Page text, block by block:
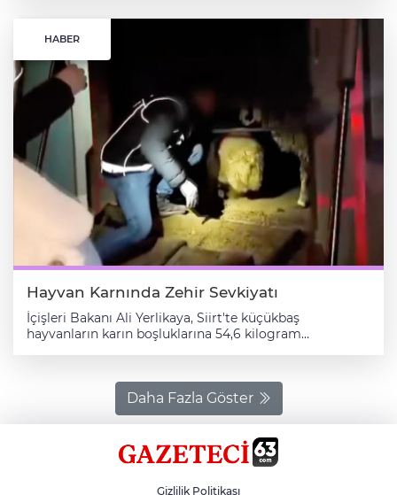
HABER
Hayvan Karnında Zehir Sevkiyatı
İçişleri Bakanı Ali Yerlikaya, Siirt'te küçükbaş
hayvanların karın boşluklarına 54,6 kilogram
paylaşımda, hangi yöntem denenirse denensin, zehir
tacirleriyle mücadelenin amansız şekilde sürdüğünü ve
sürmeye de devam edeceğini belirtti. Yerlikaya, Siirt ve
Hakkari Narkotik Suçlarla Mücadele Şube müdürlükleri
ile Hakkari İstihbarat Şube Müdürlüğü ekiplerince
yapılan ortak çalışmalarda, Baykan ilçesinde
Daha Fazla Göster
Gizlilik Politikası